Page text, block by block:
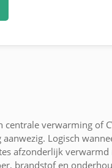
verwarming of
Logisch
afzonderlijk verwarmd
brandstof en